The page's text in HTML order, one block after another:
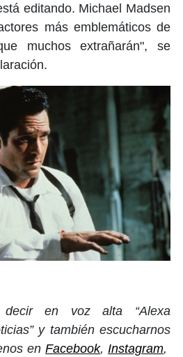
editando. Michael Madsen
más emblemáticos de
muchos extrañarán", se
decir en voz alta “Alexa
y también escucharnos
enFacebook,Instagram,